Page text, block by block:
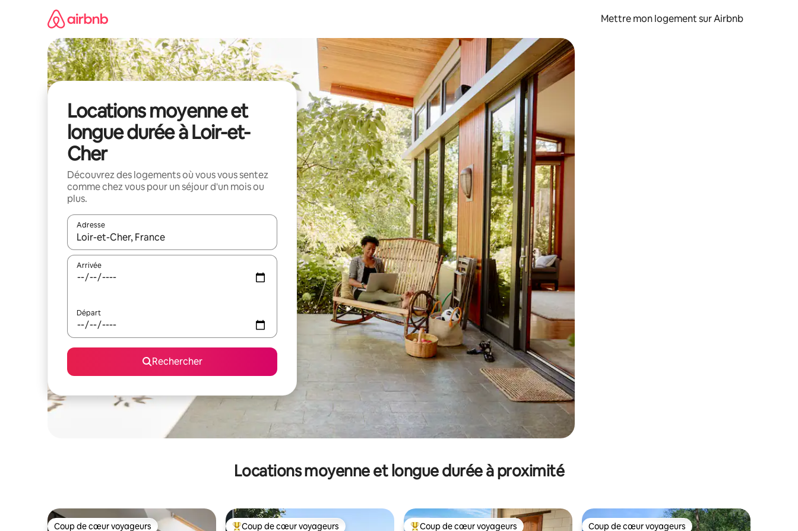
Mettre mon logement sur Airbnb
Locations moyenne et
longue durée à Loir-et-
Cher
Découvrez des logements où vous vous sentez
comme chez vous pour un séjour d'un mois ou
plus.
Adresse
Lorsque les résultats s'affichent, utilisez les flèches vers le haut et vers le bas pour les parcourir ou en appuyant et en faisant glisser.
Arrivée
Départ
Rechercher
Locations moyenne et longue durée à proximité
Coup de cœur voyageurs Coup de cœur voyageurs Coup de cœur voyageurs Coup de cœur voyageurs